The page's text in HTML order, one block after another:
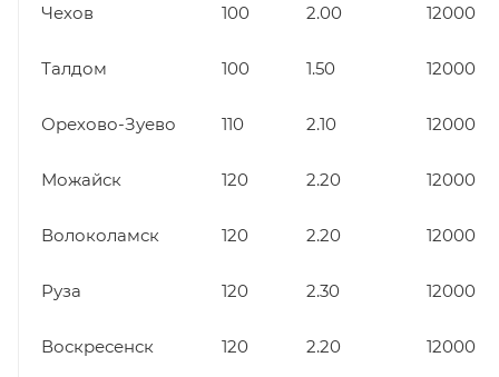
Чехов 100 2.00 12000
Талдом 100 1.50 12000
Орехово-Зуево 110 2.10 12000
Можайск 120 2.20 12000
Волоколамск 120 2.20 12000
Руза 120 2.30 12000
Воскресенск 120 2.20 12000